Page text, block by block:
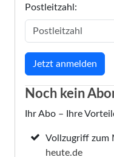
Postleitzahl:
Noch kein
Ihr Abo – Ihre
Vollzugriff zum
heute.de